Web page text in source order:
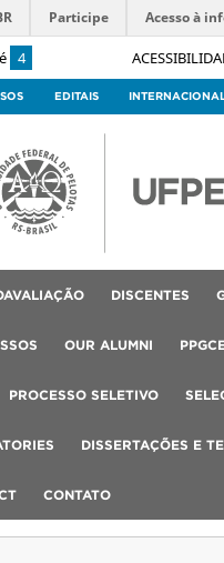
4
Participe Acesso à
EDITAIS
DISCENTES
OUR ALUMNI
PROCESSO SELETIVO
DISSERTAÇÕES E
CONTATO